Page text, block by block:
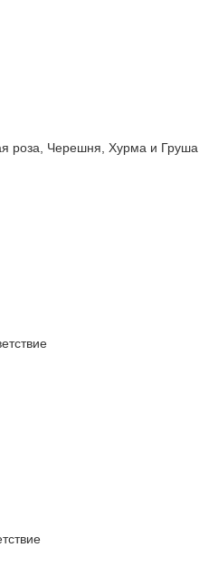
Черешня, Хурма и Груша